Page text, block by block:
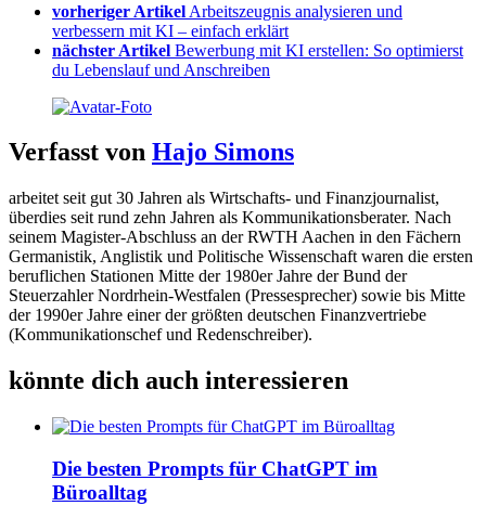
vorheriger Artikel Arbeitszeugnis analysieren und
verbessern mit KI – einfach erklärt
nächster Artikel Bewerbung mit KI erstellen: So optimierst
du Lebenslauf und Anschreiben
Verfasst von Hajo Simons
arbeitet seit gut 30 Jahren als Wirtschafts- und Finanzjournalist,
überdies seit rund zehn Jahren als Kommunikationsberater. Nach
seinem Magister-Abschluss an der RWTH Aachen in den Fächern
Germanistik, Anglistik und Politische Wissenschaft waren die ersten
beruflichen Stationen Mitte der 1980er Jahre der Bund der
Steuerzahler Nordrhein-Westfalen (Pressesprecher) sowie bis Mitte
der 1990er Jahre einer der größten deutschen Finanzvertriebe
(Kommunikationschef und Redenschreiber).
könnte dich auch interessieren
Die besten Prompts für ChatGPT im
Büroalltag